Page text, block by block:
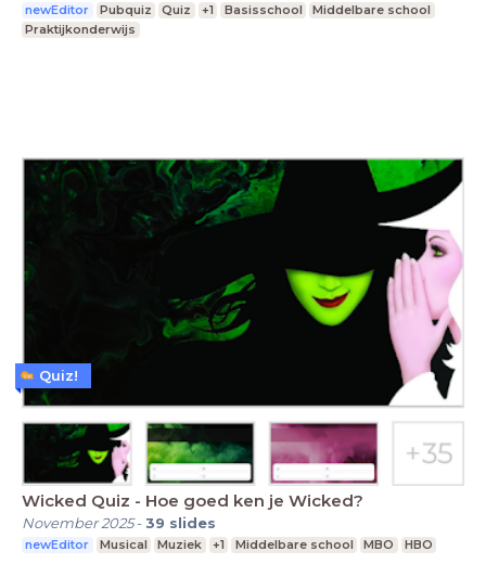
newEditor Pubquiz Quiz +1 Basisschool
Middelbare school
Praktijkonderwijs
Wicked Quiz - Hoe goed ken je Wicked?
November 2025-39 slides
newEditor Musical Muziek +1 Middelbare school MBO HBO
Quiz!